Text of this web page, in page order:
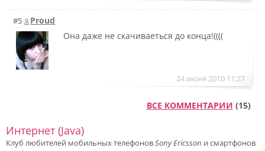
#5
Proud
Она даже не скачиваеться до конца!((((
24 июня 2010 11:27
ВСЕ КОММЕНТАРИИ (15)
Интернет (Java)
Клуб любителей мобильных телефоновSony Ericsson и смартфонов